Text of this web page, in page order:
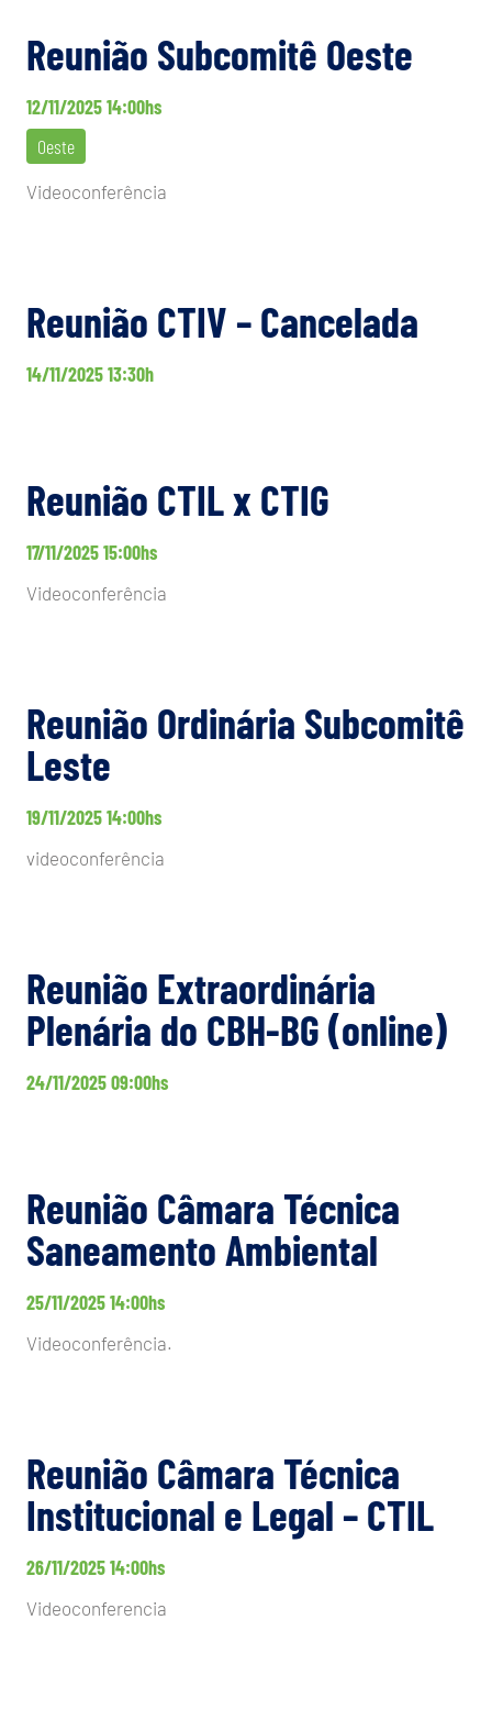
Reunião Subcomitê Oeste
12/11/2025 14:00hs
Oeste
Videoconferência
Reunião CTIV – Cancelada
14/11/2025 13:30h
Reunião CTIL x CTIG
17/11/2025 15:00hs
Videoconferência
Reunião Ordinária Subcomitê
Leste
19/11/2025 14:00hs
videoconferência
Reunião Extraordinária
Plenária do CBH-BG (online)
24/11/2025 09:00hs
Reunião Câmara Técnica
Saneamento Ambiental
25/11/2025 14:00hs
Videoconferência.
Reunião Câmara Técnica
Institucional e Legal – CTIL
26/11/2025 14:00hs
Videoconferencia